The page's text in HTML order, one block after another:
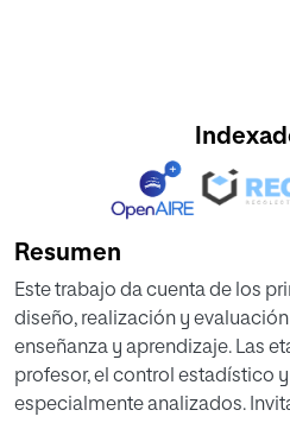
Resumen
Este trabajo da cuenta de los
diseño, realización y
enseñanza y aprendizaje. Las
profesor, el control estadístico
especialmente analizados.